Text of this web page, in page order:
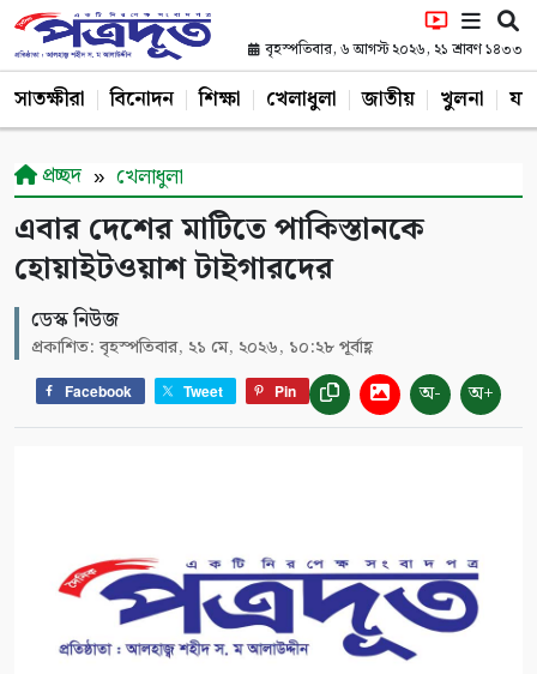
বৃহস্পতিবার, ৬ আগস্ট ২০২৬, ২১ শ্রাবণ ১৪৩৩
সাতক্ষীরা বিনোদন শিক্ষা খেলাধুলা জাতীয় খুলনা
প্রচ্ছদ খেলাধুলা
এবার দেশের মাটিতে পাকিস্তানকে
হোয়াইটওয়াশ টাইগারদের
ডেস্ক নিউজ
প্রকাশিত: বৃহস্পতিবার, ২১ মে, ২০২৬, ১০:২৮ পূর্বাহ্ণ
Facebook Tweet Pin অ- অ+